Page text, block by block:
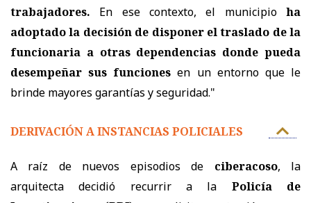
trabajadores. En ese contexto, el municipio ha
adoptado la decisión de disponer el traslado de la
funcionaria a otras dependencias donde pueda
desempeñar sus funciones en un entorno que le
brinde mayores garantías y seguridad."
DERIVACIÓN A INSTANCIAS POLICIALES
A raíz de nuevos episodios de ciberacoso, la
arquitecta decidió recurrir a la Policía de